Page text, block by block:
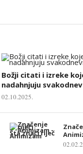
Božji citati i izreke
nadahnjuju
02.10.2025.